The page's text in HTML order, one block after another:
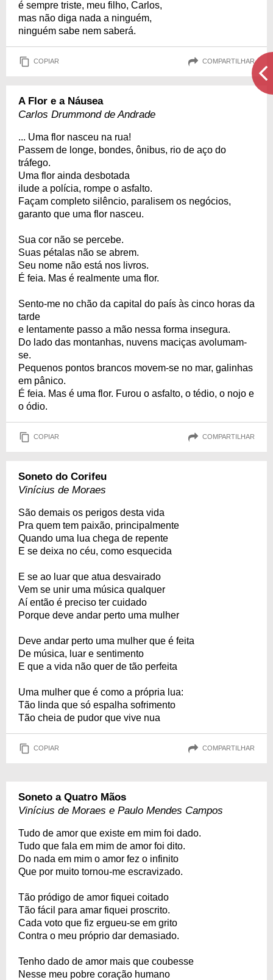
é sempre triste, meu filho, Carlos,
mas não diga nada a ninguém,
ninguém sabe nem saberá.
COPIAR COMPARTILHAR
A Flor e a Náusea
Carlos Drummond de Andrade
... Uma flor nasceu na rua!
Passem de longe, bondes, ônibus, rio de aço do
tráfego.
Uma flor ainda desbotada
ilude a polícia, rompe o asfalto.
Façam completo silêncio, paralisem os negócios,
garanto que uma flor nasceu.
Sua cor não se percebe.
Suas pétalas não se abrem.
Seu nome não está nos livros.
É feia. Mas é realmente uma flor.
Sento-me no chão da capital do país às cinco horas da
tarde
e lentamente passo a mão nessa forma insegura.
Do lado das montanhas, nuvens maciças avolumam-
se.
Pequenos pontos brancos movem-se no mar, galinhas
em pânico.
É feia. Mas é uma flor. Furou o asfalto, o tédio, o nojo e
o ódio.
COPIAR COMPARTILHAR
Soneto do Corifeu
Vinícius de Moraes
São demais os perigos desta vida
Pra quem tem paixão, principalmente
Quando uma lua chega de repente
E se deixa no céu, como esquecida
E se ao luar que atua desvairado
Vem se unir uma música qualquer
Aí então é preciso ter cuidado
Porque deve andar perto uma mulher
Deve andar perto uma mulher que é feita
De música, luar e sentimento
E que a vida não quer de tão perfeita
Uma mulher que é como a própria lua:
Tão linda que só espalha sofrimento
Tão cheia de pudor que vive nua
COPIAR COMPARTILHAR
Soneto a Quatro Mãos
Vinícius de Moraes e Paulo Mendes Campos
Tudo de amor que existe em mim foi dado.
Tudo que fala em mim de amor foi dito.
Do nada em mim o amor fez o infinito
Que por muito tornou-me escravizado.
Tão pródigo de amor fiquei coitado
Tão fácil para amar fiquei proscrito.
Cada voto que fiz ergueu-se em grito
Contra o meu próprio dar demasiado.
Tenho dado de amor mais que coubesse
Nesse meu pobre coração humano